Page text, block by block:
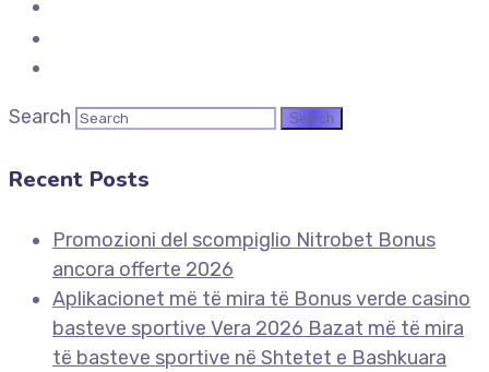
Search
Recent Posts
Promozioni del scompiglio Nitrobet Bonus
ancora offerte 2026
Aplikacionet më të mira të Bonus verde casino
basteve sportive Vera 2026 Bazat më të mira
të basteve sportive në Shtetet e Bashkuara